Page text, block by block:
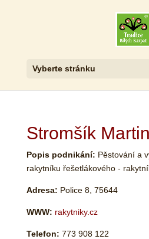
Vyberte stránku
Stromšík Martin
Popis podnikání: Pěstování a
rakytníku řešetlákového -
Adresa: Police 8, 75644
WWW: rakytniky.cz
Telefon: 773 908 122